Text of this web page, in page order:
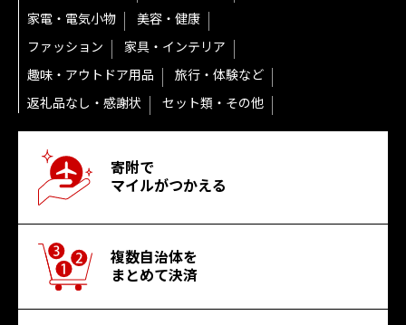
家電・電気小物
美容・健康
ファッション
家具・インテリア
趣味・アウトドア用品
旅行・体験など
返礼品なし・感謝状
セット類・その他
寄附で
マイルがつかえる
複数自治体を
まとめて決済